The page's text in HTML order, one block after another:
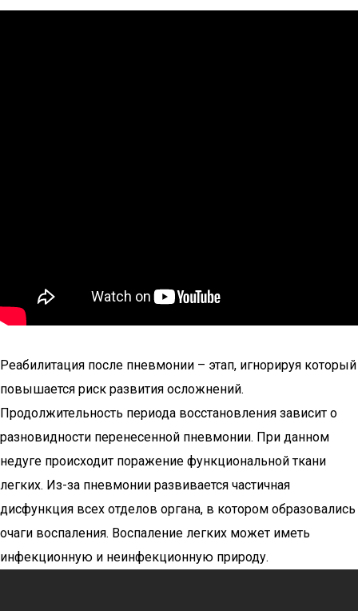
Реабилитация после пневмонии – этап, игнорируя который
повышается риск развития осложнений.
Продолжительность периода восстановления зависит о
разновидности перенесенной пневмонии. При данном
недуге происходит поражение функциональной ткани
легких. Из-за пневмонии развивается частичная
дисфункция всех отделов органа, в котором образовались
очаги воспаления. Воспаление легких может иметь
инфекционную и неинфекционную природу.